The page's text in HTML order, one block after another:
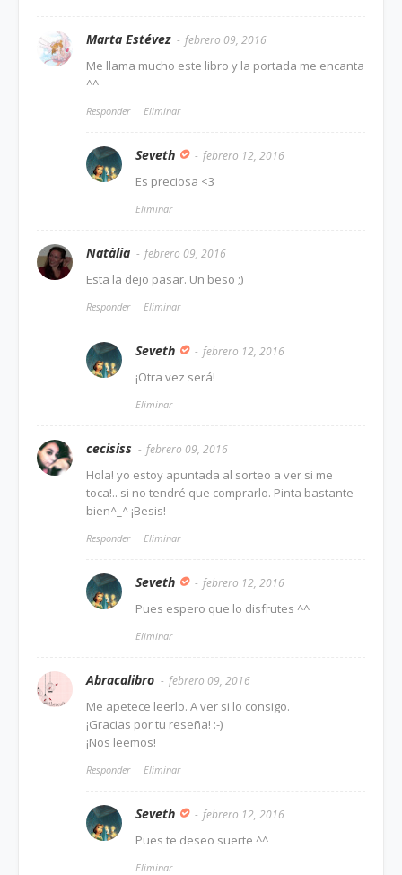
Marta Estévez febrero 09, 2016
Me llama mucho este libro y la portada me encanta
^^
Responder Eliminar
Seveth febrero 12, 2016
Es preciosa <3
Eliminar
Natàlia febrero 09, 2016
Esta la dejo pasar. Un beso ;)
Responder Eliminar
Seveth febrero 12, 2016
¡Otra vez será!
Eliminar
cecisiss febrero 09, 2016
Hola! yo estoy apuntada al sorteo a ver si me
toca!.. si no tendré que comprarlo. Pinta bastante
bien^_^ ¡Besis!
Responder Eliminar
Seveth febrero 12, 2016
Pues espero que lo disfrutes ^^
Eliminar
Abracalibro febrero 09, 2016
Me apetece leerlo. A ver si lo consigo.
¡Gracias por tu reseña! :-)
¡Nos leemos!
Responder Eliminar
Seveth febrero 12, 2016
Pues te deseo suerte ^^
Eliminar